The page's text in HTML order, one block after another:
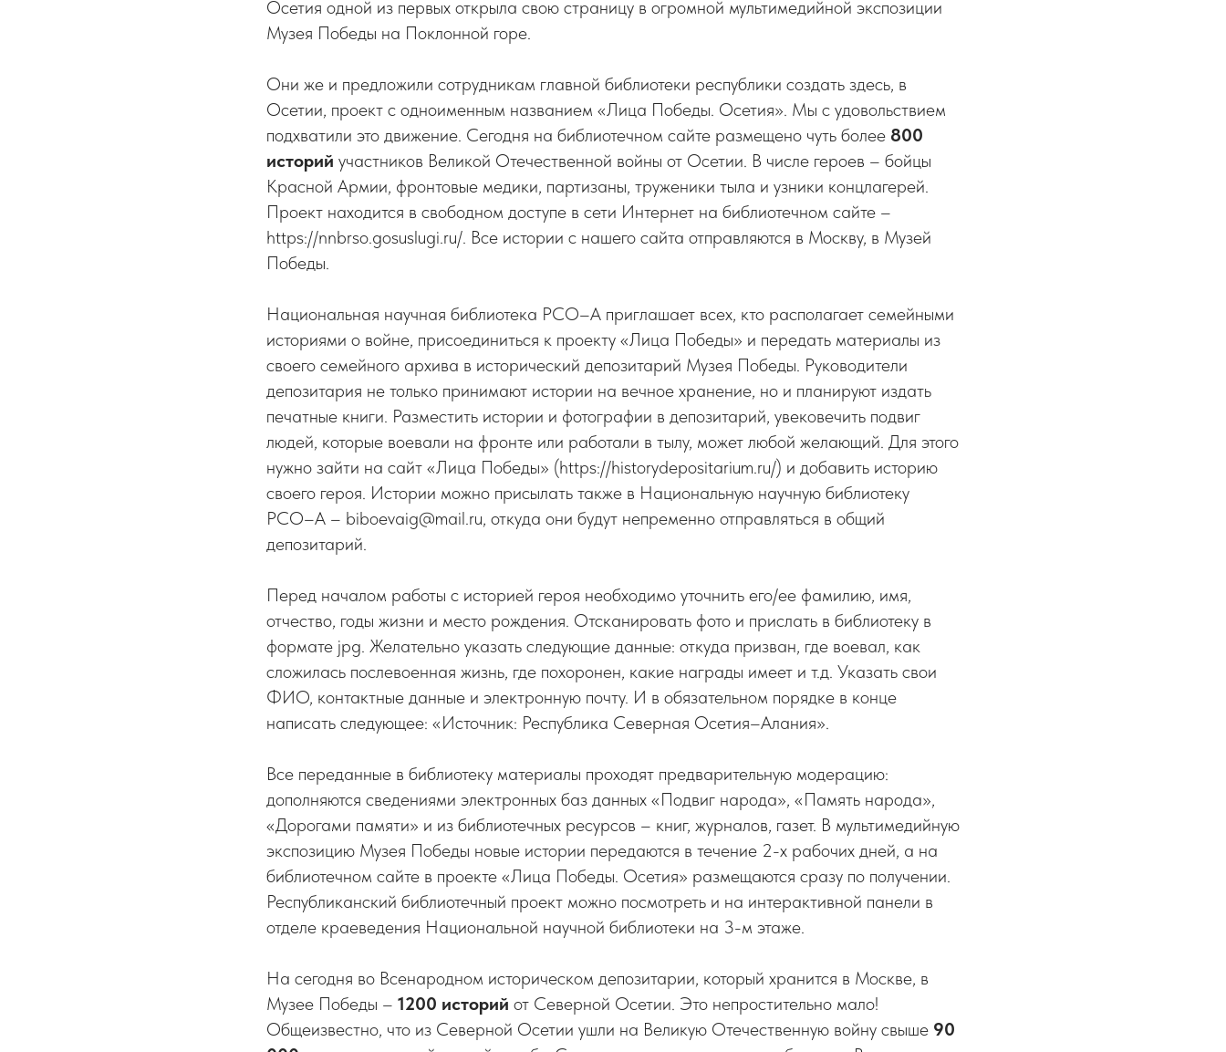
Осетия одной из первых открыла свою страницу в огромной мультимедийной экспозиции
Музея Победы на Поклонной горе.
Они же и предложили сотрудникам главной библиотеки республики создать здесь, в
Осетии, проект с одноименным названием «Лица Победы. Осетия». Мы с удовольствием
подхватили это движение. Сегодня на библиотечном сайте размещено чуть более 800
историй участников Великой Отечественной войны от Осетии. В числе героев – бойцы
Красной Армии, фронтовые медики, партизаны, труженики тыла и узники концлагерей.
Проект находится в свободном доступе в сети Интернет на библиотечном сайте –
https://nnbrso.gosuslugi.ru/. Все истории с нашего сайта отправляются в Москву, в Музей
Победы.
Национальная научная библиотека РСО–А приглашает всех, кто располагает семейными
историями о войне, присоединиться к проекту «Лица Победы» и передать материалы из
своего семейного архива в исторический депозитарий Музея Победы. Руководители
депозитария не только принимают истории на вечное хранение, но и планируют издать
печатные книги. Разместить истории и фотографии в депозитарий, увековечить подвиг
людей, которые воевали на фронте или работали в тылу, может любой желающий. Для этого
нужно зайти на сайт «Лица Победы» (https://historydepositarium.ru/) и добавить историю
своего героя. Истории можно присылать также в Национальную научную библиотеку
РСО–А – biboevaig@mail.ru, откуда они будут непременно отправляться в общий
депозитарий.
Перед началом работы с историей героя необходимо уточнить его/ее фамилию, имя,
отчество, годы жизни и место рождения. Отсканировать фото и прислать в библиотеку в
формате jpg. Желательно указать следующие данные: откуда призван, где воевал, как
сложилась послевоенная жизнь, где похоронен, какие награды имеет и т.д. Указать свои
ФИО, контактные данные и электронную почту. И в обязательном порядке в конце
написать следующее: «Источник: Республика Северная Осетия–Алания».
Все переданные в библиотеку материалы проходят предварительную модерацию:
дополняются сведениями электронных баз данных «Подвиг народа», «Память народа»,
«Дорогами памяти» и из библиотечных ресурсов – книг, журналов, газет. В мультимедийную
экспозицию Музея Победы новые истории передаются в течение 2-х рабочих дней, а на
библиотечном сайте в проекте «Лица Победы. Осетия» размещаются сразу по получении.
Республиканский библиотечный проект можно посмотреть и на интерактивной панели в
отделе краеведения Национальной научной библиотеки на 3-м этаже.
На сегодня во Всенародном историческом депозитарии, который хранится в Москве, в
Музее Победы – 1200 историй от Северной Осетии. Это непростительно мало!
Общеизвестно, что из Северной Осетии ушли на Великую Отечественную войну свыше 90